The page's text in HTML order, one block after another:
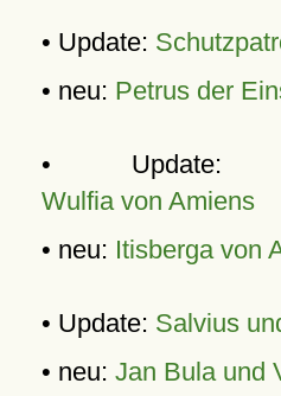
• Update:
• neu: Petrus der
•
Wulfia von Amiens
• neu: Itisberga von
• Update: Salvius
• neu: Jan Bula und